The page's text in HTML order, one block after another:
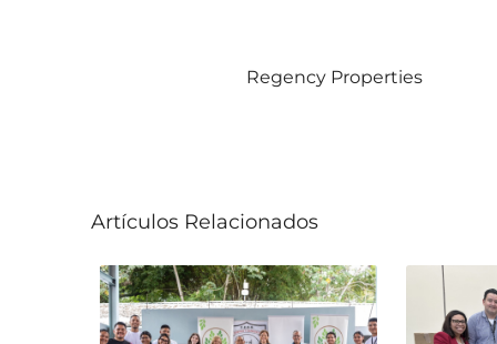
Regency Properties
Artículos Relacionados